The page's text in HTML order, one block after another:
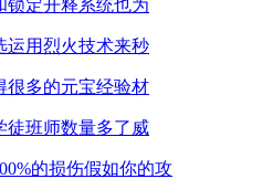
锁定开释系统也为
运用烈火技术来秒
很多的元宝经验材
徒班师数量多了威
的损伤假如你的攻